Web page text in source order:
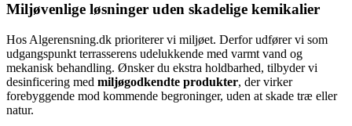
Miljøvenlige løsninger uden skadelige kemikalier
Hos Algerensning.dk prioriterer vi miljøet. Derfor udfører vi som
udgangspunkt terrasserens udelukkende med varmt vand og
mekanisk behandling. Ønsker du ekstra holdbarhed, tilbyder vi
desinficering med miljøgodkendte produkter, der virker
forebyggende mod kommende begroninger, uden at skade træ eller
natur.